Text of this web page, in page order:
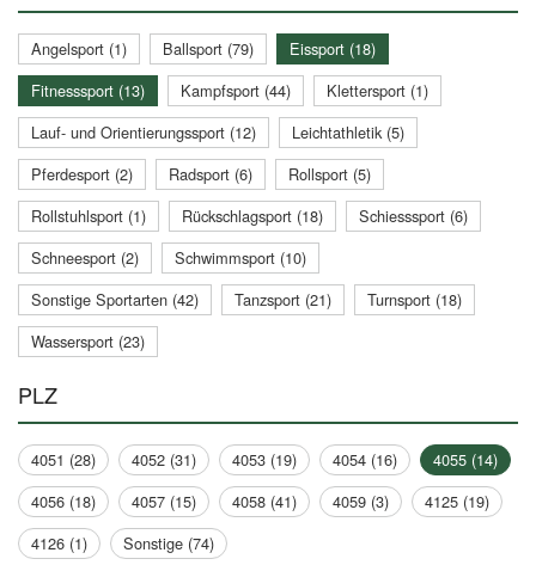
Angelsport (1) Ballsport (79)
Eissport (18)
Fitnesssport (13)
Kampfsport (44)
Klettersport (1)
Lauf- und Orientierungssport (12)
Leichtathletik (5)
Pferdesport (2)
Radsport (6)
Rollsport (5)
Rollstuhlsport (1)
Rückschlagsport (18)
Schiesssport (6)
Schneesport (2)
Schwimmsport (10)
Sonstige Sportarten (42)
Tanzsport (21)
Turnsport (18)
Wassersport (23)
PLZ
4051 (28) 4052 (31) 4053 (19) 4054 (16)
4055 (14)
4056 (18)
4057 (15) 4058 (41) 4059 (3)
4125 (19)
4126 (1)
Sonstige (74)